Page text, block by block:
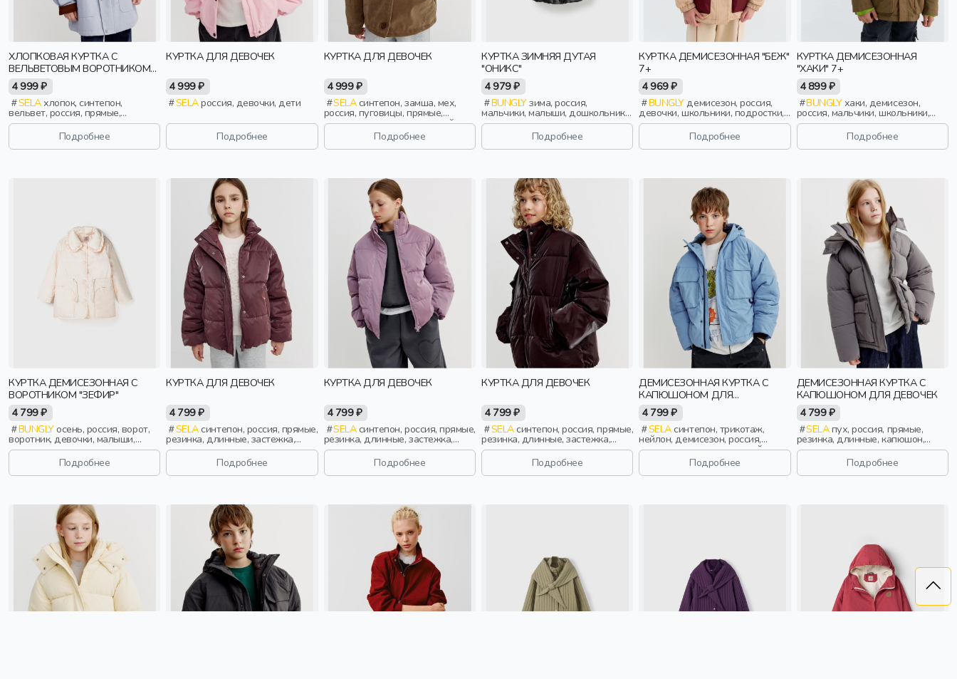
ХЛОПКОВАЯ КУРТКА С
ВЕЛЬВЕТОВЫМ ВОРОТНИКОМ
ДЛЯ ДЕВОЧЕК
4 999 ₽
SELAхлопок, синтепон,
вельвет, россия, прямые,
длинные, застежка, утепленные,
стеганые, кнопки, клапан,
манжета, свободные, кулиска,
воротник, объемные, вытачки,
Подробнее
КУРТКА ДЛЯ ДЕВОЧЕК
4 999 ₽
SELAроссия, девочки, дети
Подробнее
КУРТКА ДЛЯ ДЕВОЧЕК
4 999 ₽
SELAсинтепон, замша, мех,
россия, пуговицы, прямые,
короткие, длинные, длинный
рукав, застежка, свободные,
прорези, воротник, девочки, дети
Подробнее
КУРТКА ЗИМНЯЯ ДУТАЯ
"ОНИКС"
4 979 ₽
BUNGLYзима, россия,
мальчики, малыши, дошкольники,
дети
Подробнее
КУРТКА ДЕМИСЕЗОННАЯ "БЕЖ"
7+
4 969 ₽
BUNGLYдемисезон, россия,
девочки, школьники, подростки,
дети
Подробнее
КУРТКА ДЕМИСЕЗОННАЯ
"ХАКИ" 7+
4 899 ₽
BUNGLYхаки, демисезон,
россия, мальчики, школьники,
подростки, дети
Подробнее
КУРТКА ДЕМИСЕЗОННАЯ С
ВОРОТНИКОМ "ЗЕФИР"
4 799 ₽
BUNGLYосень, россия, ворот,
воротник, девочки, малыши,
дошкольники, дети
Подробнее
КУРТКА ДЛЯ ДЕВОЧЕК
4 799 ₽
SELAсинтепон, россия, прямые,
резинка, длинные, застежка,
стеганые, ворот, кнопки, клапан,
манжета, свободные, прорези,
непромокаемые, воротник,
эластичные, воротник-стойка,
Подробнее
КУРТКА ДЛЯ ДЕВОЧЕК
4 799 ₽
SELAсинтепон, россия, прямые,
резинка, длинные, застежка,
стеганые, ворот, кнопки, клапан,
манжета, свободные, прорези,
непромокаемые, воротник,
эластичные, воротник-стойка,
Подробнее
КУРТКА ДЛЯ ДЕВОЧЕК
4 799 ₽
SELAсинтепон, россия, прямые,
резинка, длинные, застежка,
стеганые, ворот, кнопки, клапан,
манжета, свободные, прорези,
непромокаемые, воротник,
эластичные, воротник-стойка,
Подробнее
ДЕМИСЕЗОННАЯ КУРТКА С
КАПЮШОНОМ ДЛЯ
МАЛЬЧИКОВ
4 799 ₽
SELAсинтепон, трикотаж,
нейлон, демисезон, россия,
прямые, длинные, длинный
рукав, капюшон, застежка,
кнопки, клапан, манжета,
свободные, воротник, объемные,
Подробнее
ДЕМИСЕЗОННАЯ КУРТКА С
КАПЮШОНОМ ДЛЯ ДЕВОЧЕК
4 799 ₽
SELAпух, россия, прямые,
резинка, длинные, капюшон,
застежка, стеганые, клапан,
манжета, свободные,
непромокаемые, воротник,
фактурные, объемные, воротник-
Подробнее